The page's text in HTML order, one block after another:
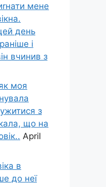
мене
день
і
вчинив з
моя
з
що на
April
в
до неї